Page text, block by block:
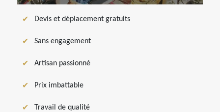
Devis et déplacement gratuits
Sans engagement
Artisan passionné
Prix imbattable
Travail de qualité